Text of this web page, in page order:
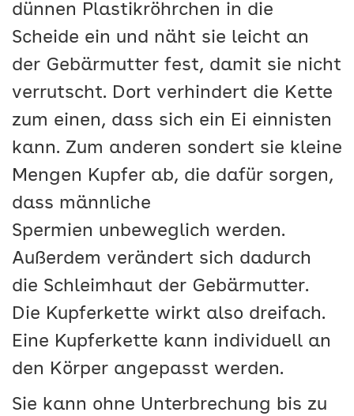
dünnen Plastikröhrchen in die
Scheide ein und näht sie leicht an
der Gebärmutter fest, damit sie nicht
verrutscht. Dort verhindert die Kette
zum einen, dass sich ein Ei einnisten
kann. Zum anderen sondert sie kleine
Mengen Kupfer ab, die dafür sorgen,
dass männliche
Spermien unbeweglich werden.
Außerdem verändert sich dadurch
die Schleimhaut der Gebärmutter.
Die Kupferkette wirkt also dreifach.
Eine Kupferkette kann individuell an
den Körper angepasst werden.
Sie kann ohne Unterbrechung bis zu